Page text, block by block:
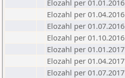
Elozahl per 01.01.2016
Elozahl per 01.04.2016
Elozahl per 01.07.2016
Elozahl per 01.10.2016
Elozahl per 01.01.2017
Elozahl per 01.04.2017
Elozahl per 01.07.2017